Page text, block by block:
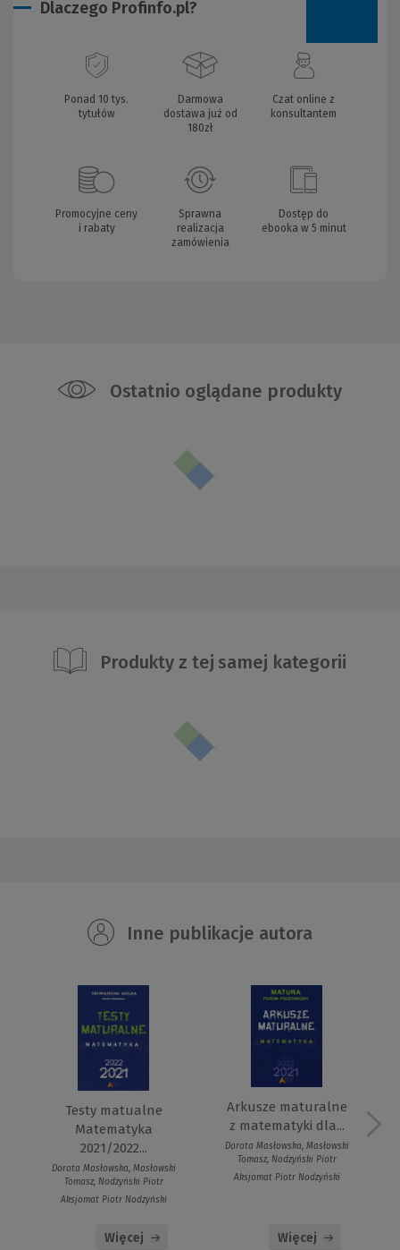
Dlaczego Profinfo.pl?
Ponad 10 tys.
tytułów
Darmowa
dostawa już od
180zł
Czat online z
konsultantem
Promocyjne ceny
i rabaty
Sprawna
realizacja
zamówienia
Dostęp do
ebooka w 5 minut
Ostatnio oglądane produkty
Produkty z tej samej kategorii
Inne publikacje autora
Testy matualne
Matematyka
2021/2022...
Dorota Masłowska, Masłowski
Tomasz, Nodzyński Piotr
Aksjomat Piotr Nodzyński
Więcej
Arkusze maturalne
z matematyki dla...
Dorota Masłowska, Masłowski
Tomasz, Nodzyński Piotr
Aksjomat Piotr Nodzyński
Więcej